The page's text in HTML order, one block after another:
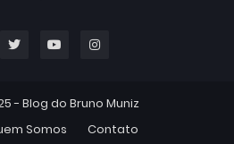
- Blog do Bruno Muniz
Somos Contato